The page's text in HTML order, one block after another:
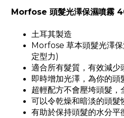
Morfose 頭髮光澤保濕噴霧
土耳其製造
Morfose 草本頭髮光澤
定型力)
適合所有髮質，有效減少
即時增加光澤，為你的頭
超輕配方不會壓垮頭髮，
可以令乾燥和暗淡的頭髮
有助於保持頭髮的水分平